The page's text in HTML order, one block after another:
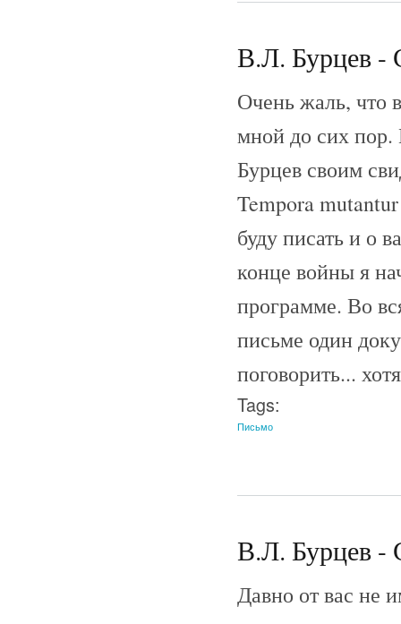
В.Л. Бурцев -
Очень жаль, что
мной до сих пор.
Бурцев своим
Tempora
буду писать и о
конце войны я
программе. Во
письме один
поговорить...
Tags:
Письмо
В.Л. Бурцев -
Давно от вас не